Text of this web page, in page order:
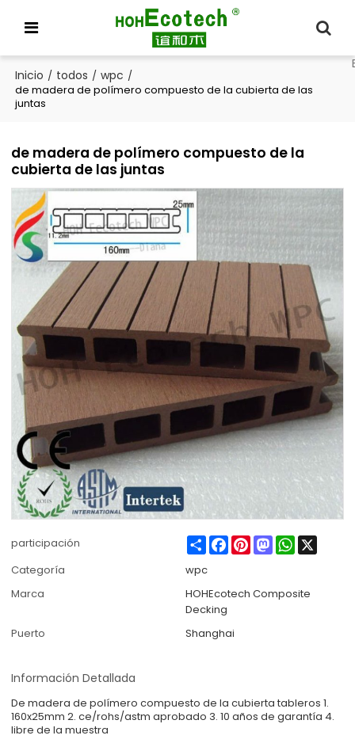
Inicio / todos / wpc /
de madera de polímero compuesto de la cubierta de las
juntas
de madera de polímero compuesto de la
cubierta de las juntas
participación ShareFacebook
PinterestMastodonWhatsApp
X
Categoría
wpc
Marca
HOHEcotech Composite
Decking
Puerto
Shanghai
Información Detallada
De madera de polímero compuesto de la cubierta tableros 1.
160x25mm 2. ce/rohs/astm aprobado 3. 10 años de garantía 4.
libre de la muestra